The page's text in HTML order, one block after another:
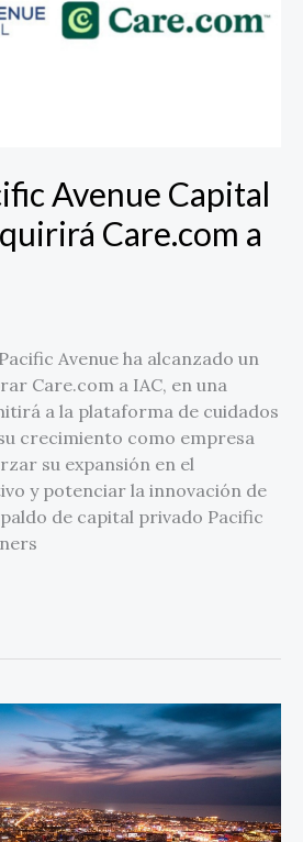
Avenue Capital
Care.com a
Avenue ha alcanzado un
Care.com a IAC, en una
a la plataforma de cuidados
crecimiento como empresa
su expansión en el
y potenciar la innovación de
de capital privado Pacific